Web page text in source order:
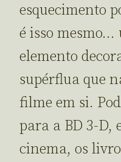
esquecimento
é isso
elemento
supérflua que
filme em si.
para a BD 3-D,
cinema, os